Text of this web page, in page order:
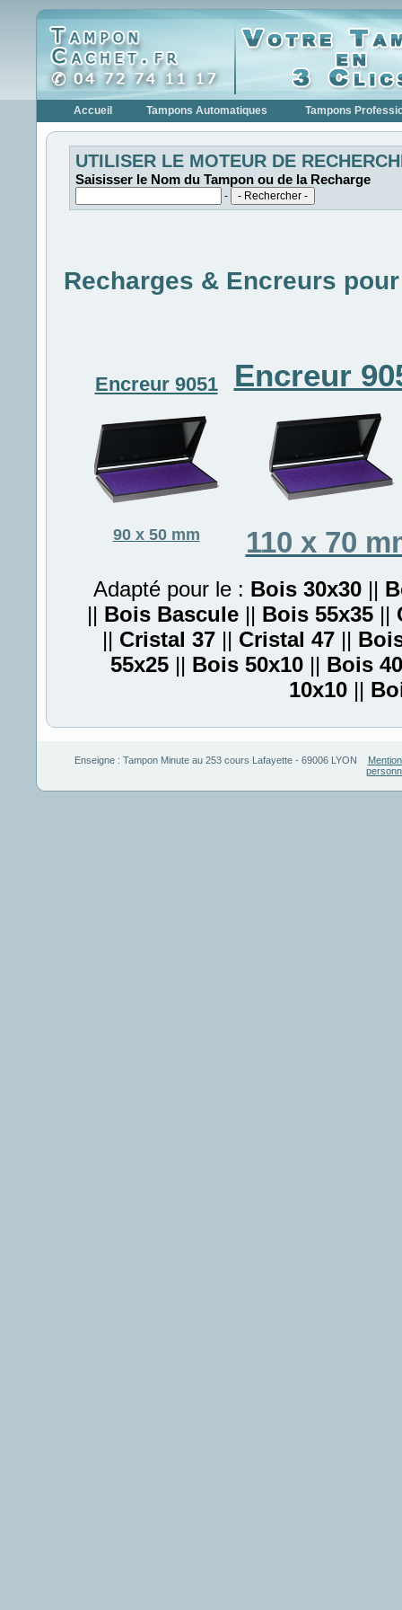
Accueil Tampons Automatiques Tampons
UTILISER LE MOTEUR DE
Saisisser le Nom du Tampon ou de la Recharge
-
Recharges & Encreurs
Encreur 9051
90 x 50 mm
Encreur
110 x 70
Adapté pour le : Bois 30x30||
|| Bois Bascule|| Bois 55x35||
|| Cristal 37|| Cristal 47||
55x25 || Bois 50x10 || Bois
10x10 ||
Enseigne : Tampon Minuteau 253 cours Lafayette- 69006 LYON